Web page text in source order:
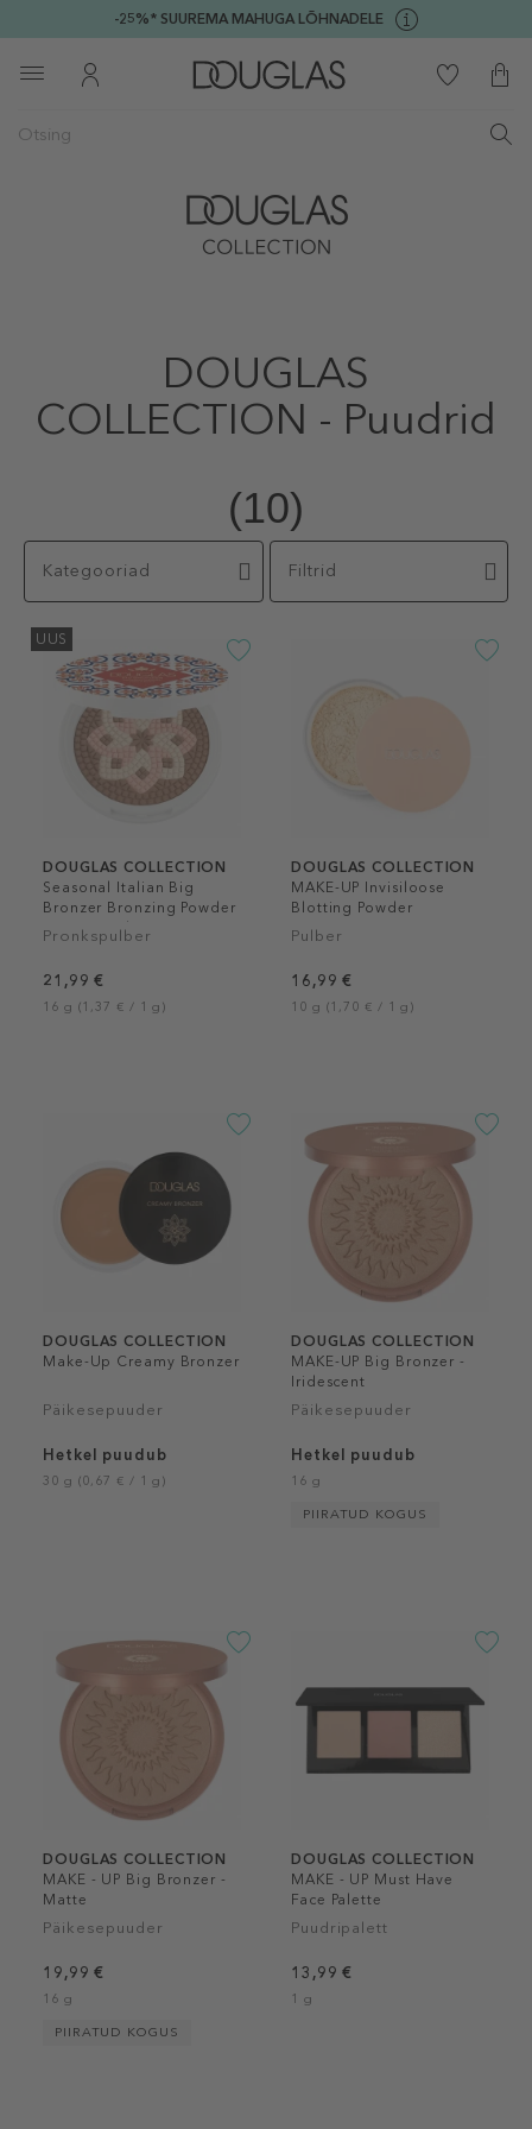
-25%* SUUREMA MAHUGA LÕHNADELE
DOUGLAS
COLLECTION - Puudrid
(10)
Kategooriad Filtrid
UUS
DOUGLAS COLLECTION
Seasonal Italian Big
Bronzer Bronzing Powder
Face & Body
Pronkspulber
21,99 €
16 g (1,37 € / 1 g)
DOUGLAS COLLECTION
MAKE-UP Invisiloose
Blotting Powder
Pulber
16,99 €
10 g (1,70 € / 1 g)
DOUGLAS COLLECTION
Make-Up Creamy Bronzer
Päikesepuuder
Hetkel puudub
30 g (0,67 € / 1 g)
DOUGLAS COLLECTION
MAKE-UP Big Bronzer -
Iridescent
Päikesepuuder
Hetkel puudub
16 g
PIIRATUD KOGUS
DOUGLAS COLLECTION
MAKE - UP Big Bronzer -
Matte
Päikesepuuder
19,99 €
16 g
PIIRATUD KOGUS
DOUGLAS COLLECTION
MAKE - UP Must Have
Face Palette
Puudripalett
13,99 €
1 g